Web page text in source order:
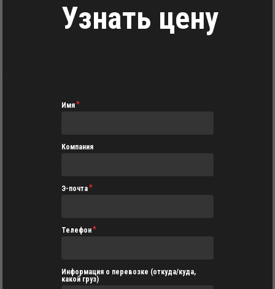
Узнать цену
Имя
Компания
Э-почта
Телефон
Информация о перевозке (откуда/куда,
какой груз)